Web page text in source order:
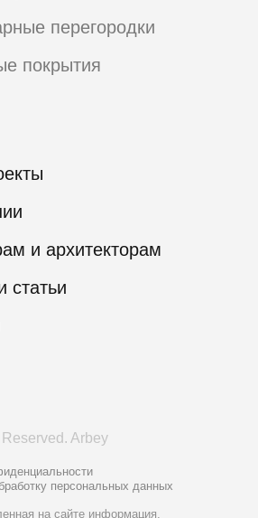
Arbey
на сайте информация,
персональных данных
и архитекторам
статьи
перегородки
покрытия